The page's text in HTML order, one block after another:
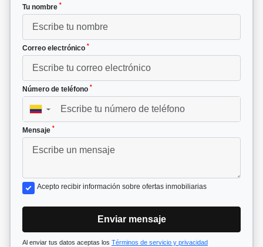
Tu nombre *
Correo electrónico *
Número de teléfono *
▼
Mensaje *
Acepto recibir información sobre ofertas inmobiliarias
Enviar mensaje
Al enviar tus datos aceptas los Términos de servicio y privacidad